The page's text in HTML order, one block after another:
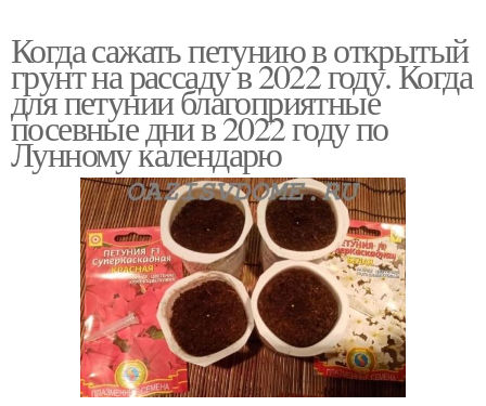
Когда сажать петунию в открытый
грунт на рассаду в 2022 году. Когда
для петунии благоприятные
посевные дни в 2022 году по
Лунному календарю